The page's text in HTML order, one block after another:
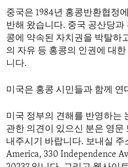
중국은 1984년 홍콩반환협정
반해 왔습니다. 중국 공산당과
콩에 약속된 자치권을 박탈하
의 자유 등 홍콩의 인권에 대
니다.
미국은 홍콩 시민들과 함께 연
미국 정부의 견해를 반영하는
관한 의견이 있으신 분은 영문
내주시기 바랍니다. 보내실 주
America, 330 Independence